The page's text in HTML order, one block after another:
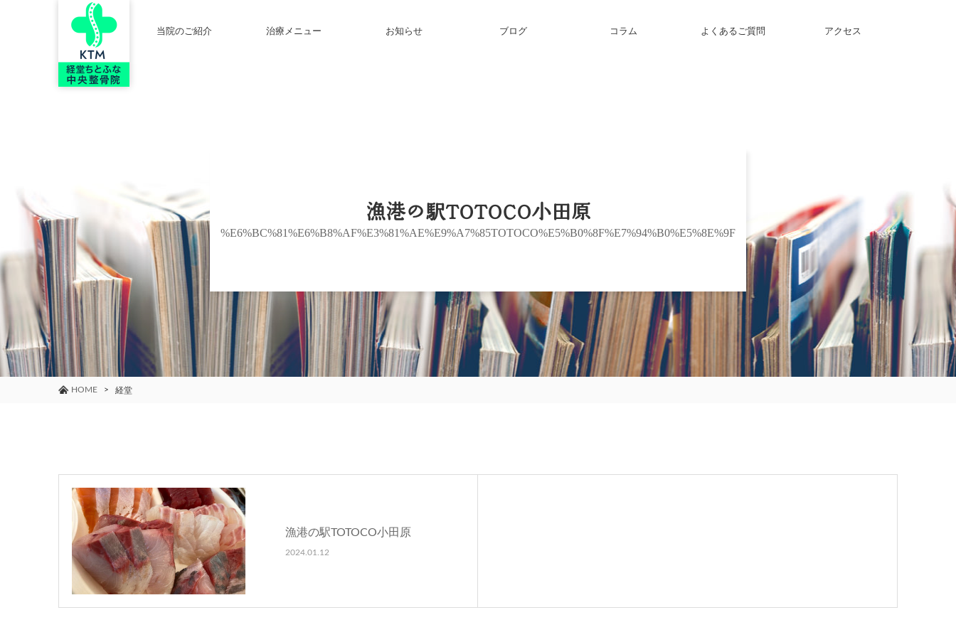
当院のご紹介 治療メニュー お知らせ ブログ コラム よくあるご質問 アクセス
漁港の駅TOTOCO小田原
%E6%BC%81%E6%B8%AF%E3%81%AE%E9%A7%85TOTOCO%E5%B0%8F%E7%94%B0%E5%8E%9F
HOME 経堂
漁港の駅TOTOCO小田原
2024.01.12